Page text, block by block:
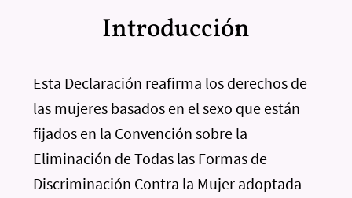
Introducción
Esta Declaración reafirma los derechos de
las mujeres basados en el sexo que están
fijados en la Convención sobre la
Eliminación de Todas las Formas de
Discriminación Contra la Mujer adoptada